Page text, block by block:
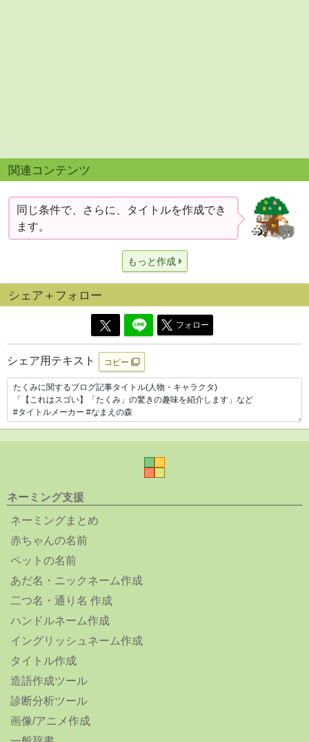
関連コンテンツ
同じ条件で、さらに、タイトルを作成でき
ます。
もっと作成
シェア＋フォロー
フォロー
シェア用テキスト コピー
ネーミング支援
ネーミングまとめ
赤ちゃんの名前
ペットの名前
あだ名・ニックネーム作成
二つ名・通り名 作成
ハンドルネーム作成
イングリッシュネーム作成
タイトル作成
造語作成ツール
診断分析ツール
画像/アニメ作成